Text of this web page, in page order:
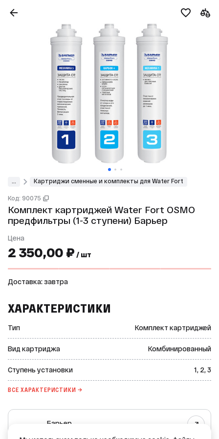
Картриджи сменные и комплекты для Water Fort
Код: 90075
Комплект картриджей Water Fort OSMO
предфильтры (1-3 ступени) Барьер
Цена
2 350,00 ₽ / шт
Доставка: завтра
ХАРАКТЕРИСТИКИ
Тип Комплект картриджей
Вид картриджа Комбинированный
Ступень установки 1, 2, 3
ВСЕ ХАРАКТЕРИСТИКИ →
Барьер